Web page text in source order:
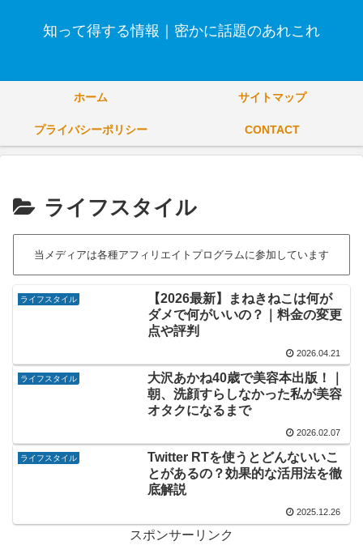
知って得する情報｜密かに話題のあれこれ
ホーム サイトマップ
プライバシーポリシー CONTACT
ライフスタイル
当メディアは各種アフィリエイトプログラムに参加しています
ライフスタイル
【2026最新】まねきねこは何が
ダメで何がいいの？｜料金の変更
点や評判
2026.04.21
ライフスタイル
大沢あかね40歳で美容本出版！｜
朝、洗顔すらしなかった私が美容
オタクになるまで
2026.02.07
ライフスタイル
Twitter RTを使うとどんないいこ
とがあるの？効果的な活用法を徹
底解説
2025.12.26
スポンサーリンク